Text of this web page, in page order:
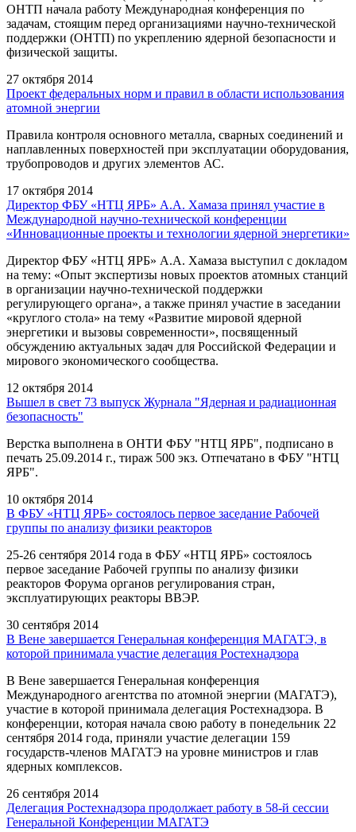
ОНТП начала работу Международная конференция по
задачам, стоящим перед организациями научно-технической
поддержки (ОНТП) по укреплению ядерной безопасности и
физической защиты.
27 октября 2014
Проект федеральных норм и правил в области использования
атомной энергии
Правила контроля основного металла, сварных соединений и
наплавленных поверхностей при эксплуатации оборудования,
трубопроводов и других элементов АС.
17 октября 2014
Директор ФБУ «НТЦ ЯРБ» A.А. Хамаза принял участие в
Международной научно-технической конференции
«Инновационные проекты и технологии ядерной энергетики»
Директор ФБУ «НТЦ ЯРБ» A.А. Хамаза выступил с докладом
на тему: «Опыт экспертизы новых проектов атомных станций
в организации научно-технической поддержки
регулирующего органа», а также принял участие в заседании
«круглого стола» на тему «Развитие мировой ядерной
энергетики и вызовы современности», посвященный
обсуждению актуальных задач для Российской Федерации и
мирового экономического сообщества.
12 октября 2014
Вышел в свет 73 выпуск Журнала "Ядерная и радиационная
безопасность"
Верстка выполнена в ОНТИ ФБУ "НТЦ ЯРБ", подписано в
печать 25.09.2014 г., тираж 500 экз. Отпечатано в ФБУ "НТЦ
ЯРБ".
10 октября 2014
В ФБУ «НТЦ ЯРБ» состоялось первое заседание Рабочей
группы по анализу физики реакторов
25-26 сентября 2014 года в ФБУ «НТЦ ЯРБ» состоялось
первое заседание Рабочей группы по анализу физики
реакторов Форума органов регулирования стран,
эксплуатирующих реакторы ВВЭР.
30 сентября 2014
В Вене завершается Генеральная конференция МАГАТЭ, в
которой принимала участие делегация Ростехнадзора
В Вене завершается Генеральная конференция
Международного агентства по атомной энергии (МАГАТЭ),
участие в которой принимала делегация Ростехнадзора. В
конференции, которая начала свою работу в понедельник 22
сентября 2014 года, приняли участие делегации 159
государств-членов МАГАТЭ на уровне министров и глав
ядерных комплексов.
26 сентября 2014
Делегация Ростехнадзора продолжает работу в 58-й сессии
Генеральной Конференции МАГАТЭ